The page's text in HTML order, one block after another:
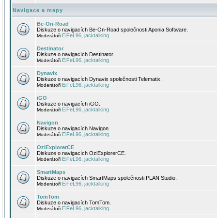
Navigace a mapy
Be-On-Road
Diskuze o navigacích Be-On-Road společnosti Aponia Software.
Moderátoři EiFeL96 jacktalking
Destinator
Diskuze o navigacích Destinator.
Moderátoři EiFeL96 jacktalking
Dynavix
Diskuze o navigacích Dynavix společnosti Telematix.
Moderátoři EiFeL96 jacktalking
iGO
Diskuze o navigacích iGO.
Moderátoři EiFeL96 jacktalking
Navigon
Diskuze o navigacích Navigon.
Moderátoři EiFeL96 jacktalking
OziExplorerCE
Diskuze o navigacích OziExplorerCE.
Moderátoři EiFeL96 jacktalking
SmartMaps
Diskuze o navigacích SmartMaps společnosti PLAN Studio.
Moderátoři EiFeL96 jacktalking
TomTom
Diskuze o navigacích TomTom.
Moderátoři EiFeL96 jacktalking